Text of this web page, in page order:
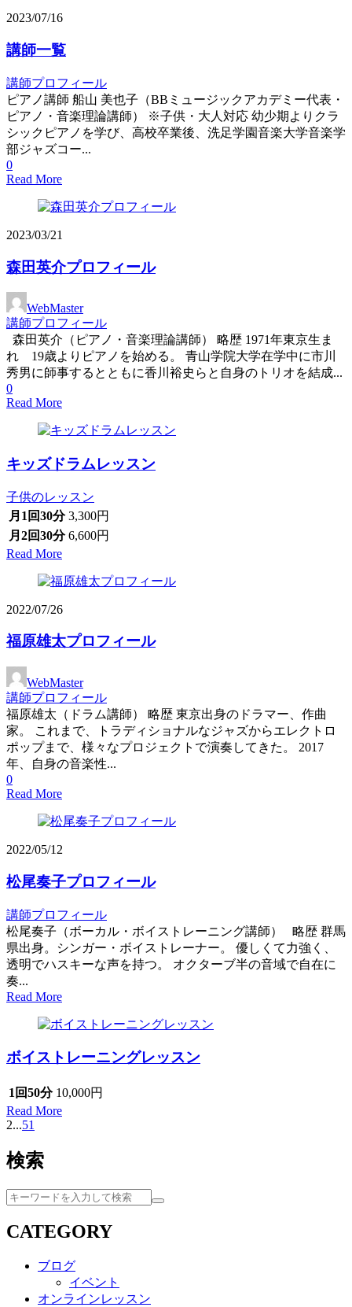
2023/07/16
講師一覧
講師プロフィール
ピアノ講師 船山 美也子（BBミュージックアカデミー代表・
ピアノ・音楽理論講師） ※子供・大人対応 幼少期よりクラ
シックピアノを学び、高校卒業後、洗足学園音楽大学音楽学
部ジャズコー...
0
Read More
2023/03/21
森田英介プロフィール
WebMaster
講師プロフィール
森田英介（ピアノ・音楽理論講師） 略歴 1971年東京生ま
れ 19歳よりピアノを始める。 青山学院大学在学中に市川
秀男に師事するとともに香川裕史らと自身のトリオを結成...
0
Read More
キッズドラムレッスン
子供のレッスン
月1回30分 3,300円
月2回30分 6,600円
Read More
2022/07/26
福原雄太プロフィール
WebMaster
講師プロフィール
福原雄太（ドラム講師） 略歴 東京出身のドラマー、作曲
家。 これまで、トラディショナルなジャズからエレクトロ
ポップまで、様々なプロジェクトで演奏してきた。 2017
年、自身の音楽性...
0
Read More
2022/05/12
松尾奏子プロフィール
講師プロフィール
松尾奏子（ボーカル・ボイストレーニング講師） 略歴 群馬
県出身。シンガー・ボイストレーナー。 優しくて力強く、
透明でハスキーな声を持つ。 オクターブ半の音域で自在に
奏...
Read More
ボイストレーニングレッスン
1回50分 10,000円
Read More
2...51
検索
検
CATEGORY
ブログ
イベント
オンラインレッスン